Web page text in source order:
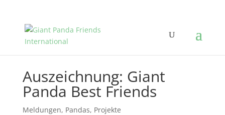
Auszeichnung: Giant
Panda Best Friends
Meldungen, Pandas, Projekte